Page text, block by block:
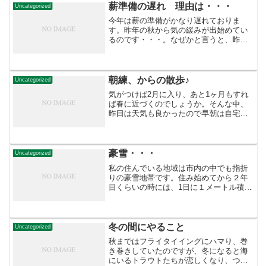
Uncategorized 薪準備の遅れ 理由は・・・
今年は薪の準備がかなり遅れておりま
す。昨年の秋から気の緩みが出始めてい
るのです・・・。なぜかと言うと、昨年
のです♪自分が子どもの頃には「贅沢なも
の」としか捉えていなかっ...
Uncategorized 朝練、からの散歩♪
気がつけば2月に入り、あと1ヶ月もすれ
ば春に近づくのでしょうか。そんな中、
昨日は天気も良かったので早朝は自宅か
所の川辺をスノーシューで散歩してきま
した。我が家は札幌市...
Uncategorized 豪雪・・・
私の住んでいる地域は市内の中でも指折
りの豪雪地帯です。住み始めてから２年
目くらいの時には、1日に１メートル積も
来て、綺麗さっぱり雪...
Uncategorized 冬の間にやること
秋まではフライタイイングにハマり、巻
き巻きしていたのですが、冬になると海
にいるトラウトたちが恋しくなり、つい